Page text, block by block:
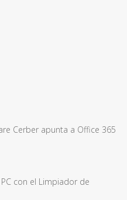
Cerber apunta a Office 365
con el Limpiador de